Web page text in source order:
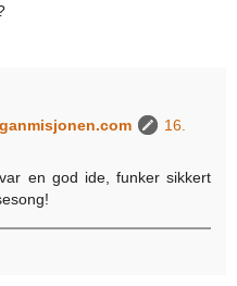
16.
en god ide, funker sikkert